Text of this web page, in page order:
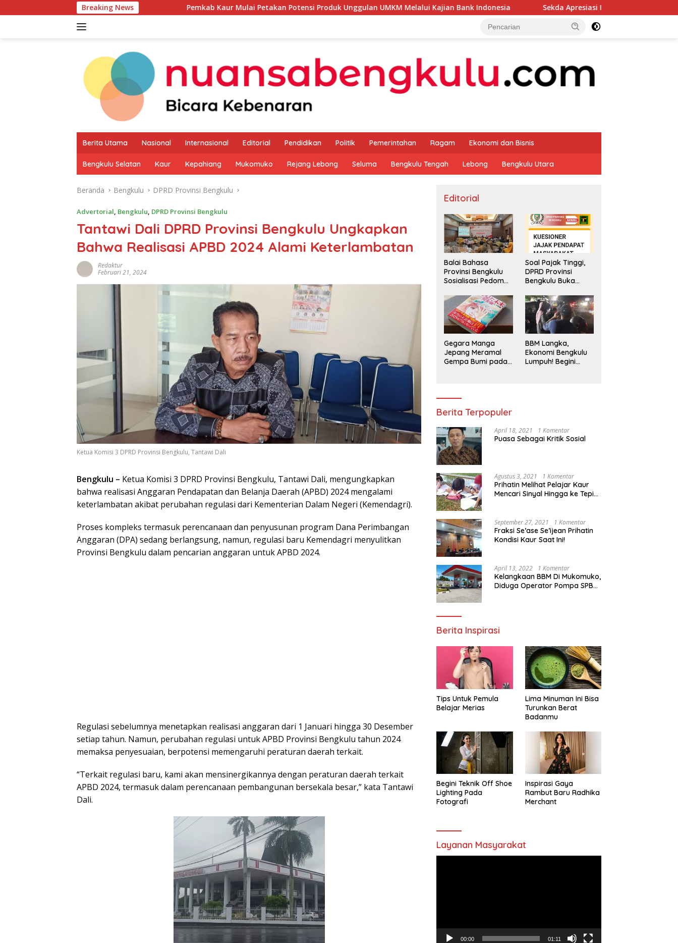
ke
Breaking NewsPemkab Kaur Mulai Petakan Potensi Produk Unggulan UMKM Melalui Kajian Bank Indonesia Sekda Apresiasi Inspektorat Provinsi Bengkulu
Berita Utama Nasional Internasional Editorial Pendidikan Politik Pemerintahan Ragam Ekonomi dan Bisnis
Bengkulu Selatan Kaur Kepahiang Mukomuko Rejang Lebong Seluma Bengkulu Tengah Lebong Bengkulu Utara
Beranda Bengkulu DPRD Provinsi Bengkulu
Advertorial, Bengkulu, DPRD Provinsi Bengkulu
Tantawi Dali DPRD Provinsi Bengkulu Ungkapkan
Bahwa Realisasi APBD 2024 Alami Keterlambatan
Redaktur
Februari 21, 2024
Ketua Komisi 3 DPRD Provinsi Bengkulu, Tantawi Dali
Bengkulu – Ketua Komisi 3 DPRD Provinsi Bengkulu, Tantawi Dali, mengungkapkan
bahwa realisasi Anggaran Pendapatan dan Belanja Daerah (APBD) 2024 mengalami
keterlambatan akibat perubahan regulasi dari Kementerian Dalam Negeri (Kemendagri).
Proses kompleks termasuk perencanaan dan penyusunan program Dana Perimbangan
Anggaran (DPA) sedang berlangsung, namun, regulasi baru Kemendagri menyulitkan
Provinsi Bengkulu dalam pencarian anggaran untuk APBD 2024.
Regulasi sebelumnya menetapkan realisasi anggaran dari 1 Januari hingga 30 Desember
setiap tahun. Namun, perubahan regulasi untuk APBD Provinsi Bengkulu tahun 2024
memaksa penyesuaian, berpotensi memengaruhi peraturan daerah terkait.
“Terkait regulasi baru, kami akan mensinergikannya dengan peraturan daerah terkait
APBD 2024, termasuk dalam perencanaan pembangunan bersekala besar,” kata Tantawi
Dali.
Editorial
Balai Bahasa
Provinsi Bengkulu
Sosialisasi Pedoman
Penggunaan
Bahasa Indonesia
Soal Pajak Tinggi,
DPRD Provinsi
Bengkulu Buka
Pengaduan
Masyarakat
Gegara Manga
Jepang Meramal
Gempa Bumi pada
BBM Langka,
Ekonomi Bengkulu
Lumpuh! Begini
Berita Terpopuler
April 18, 2021 1 Komentar
Puasa Sebagai Kritik Sosial
Agustus 3, 2021 1 Komentar
Prihatin Melihat Pelajar Kaur
Mencari Sinyal Hingga ke Tepi
Segera Bertindak
September 27, 2021 1 Komentar
Fraksi Se’ase Se’ijean Prihatin
Kondisi Kaur Saat Ini!
April 13, 2022 1 Komentar
Kelangkaan BBM Di Mukomuko,
Diduga Operator Pompa SPBU
Berita Inspirasi
Tips Untuk Pemula
Belajar Merias
Lima Minuman Ini Bisa
Turunkan Berat
Badanmu
Begini Teknik Off Shoe
Lighting Pada
Fotografi
Inspirasi Gaya
Rambut Baru Radhika
Merchant
Layanan Masyarakat
00:00 01:11